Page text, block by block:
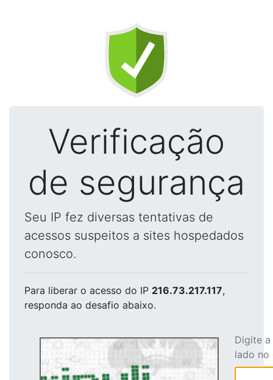
Verificação
de segurança
Seu IP fez diversas tentativas de
acessos suspeitos a sites hospedados
conosco.
Para liberar o acesso do IP 216.73.217.117,
responda ao desafio abaixo.
Digite
lado no